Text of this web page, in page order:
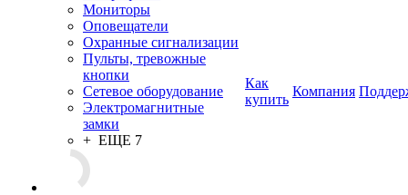
Мониторы
Оповещатели
Охранные сигнализации
Пульты, тревожные
кнопки
Сетевое оборудование
Электромагнитные
замки
+ ЕЩЕ 7
Как
купить
Компания